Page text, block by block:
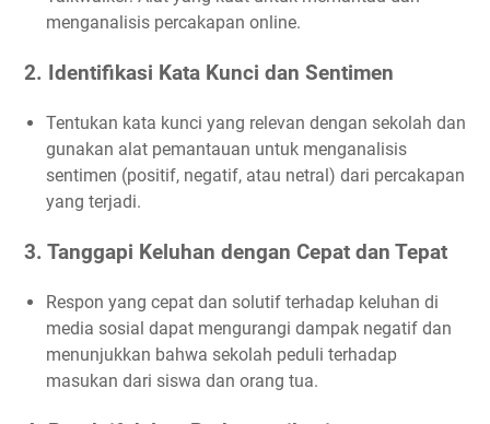
menganalisis percakapan online.
2. Identifikasi Kata Kunci dan Sentimen
Tentukan kata kunci yang relevan dengan sekolah dan
gunakan alat pemantauan untuk menganalisis
sentimen (positif, negatif, atau netral) dari percakapan
yang terjadi.
3. Tanggapi Keluhan dengan Cepat dan Tepat
Respon yang cepat dan solutif terhadap keluhan di
media sosial dapat mengurangi dampak negatif dan
menunjukkan bahwa sekolah peduli terhadap
masukan dari siswa dan orang tua.